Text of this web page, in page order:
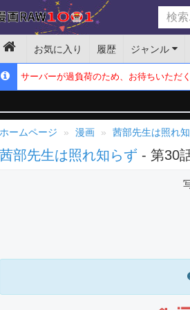
お気に入り 履歴 ジャンル
サーバーが過負荷のため、お待ちいただ
ホームページ 漫画 茜部先生は照れ
茜部先生は照れ知らず - 第30